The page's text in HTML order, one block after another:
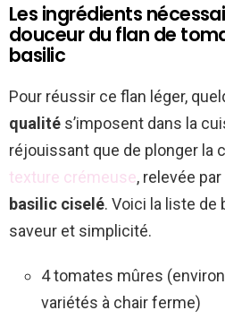
Les ingrédients
douceur du flan de
basilic
Pour réussir ce flan léger,
qualité s’imposent dans la
réjouissant que de plonger la
texture crémeuse, relevée par
basilic ciselé. Voici la liste de
saveur et simplicité.
4 tomates mûres
variétés à chair ferme)